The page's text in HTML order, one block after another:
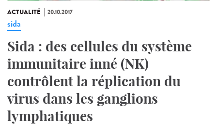
ACTUALITÉ 20.10.2017
sida
Sida : des cellules du système
immunitaire inné (NK)
contrôlent la réplication du
virus dans les ganglions
lymphatiques